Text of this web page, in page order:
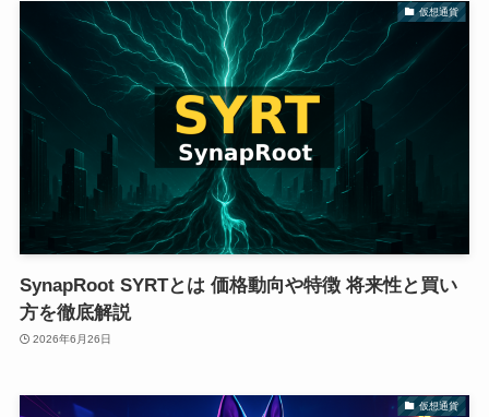
仮想通貨
SynapRoot SYRTとは 価格動向や特徴 将来性と買い
方を徹底解説
2026年6月26日
仮想通貨